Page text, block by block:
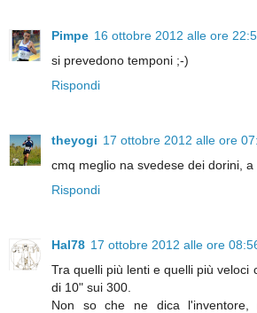
Pimpe 16 ottobre 2012 alle ore
si prevedono temponi ;-)
Rispondi
theyogi 17 ottobre 2012 alle ore
cmq meglio na svedese dei dorini,
Rispondi
Hal78 17 ottobre 2012 alle ore
Tra quelli più lenti e quelli più veloci
di 10" sui 300.
Non so che ne dica l'inventore,